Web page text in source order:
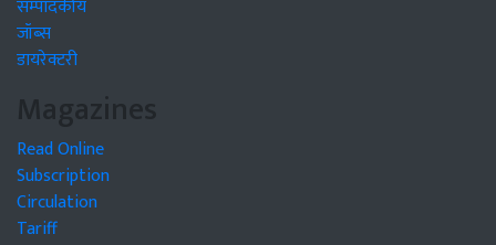
सम्पादकीय
जॉब्स
डायरेक्टरी
Magazines
Read Online
Subscription
Circulation
Tariff